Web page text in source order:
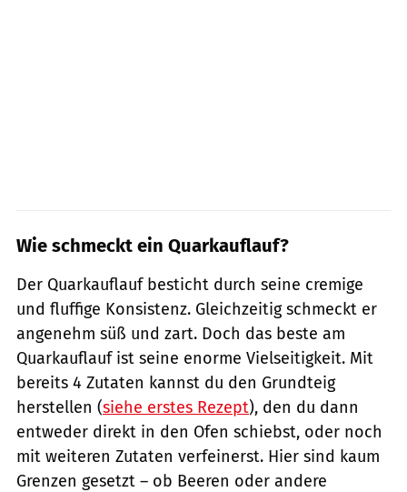
Wie schmeckt ein Quarkauflauf?
Der Quarkauflauf besticht durch seine cremige
und fluffige Konsistenz. Gleichzeitig schmeckt er
angenehm süß und zart. Doch das beste am
Quarkauflauf ist seine enorme Vielseitigkeit. Mit
bereits 4 Zutaten kannst du den Grundteig
herstellen (siehe erstes Rezept), den du dann
entweder direkt in den Ofen schiebst, oder noch
mit weiteren Zutaten verfeinerst. Hier sind kaum
Grenzen gesetzt – ob Beeren oder andere